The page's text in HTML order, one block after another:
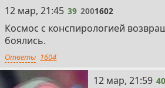
39
12 мар, 21:45 39 2001602
Космос с конспирологией
боялись.
Ответы 1604
40
12 мар, 21:59 40